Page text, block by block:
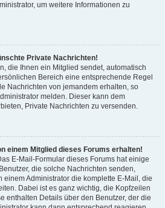
um weitere Informationen zu
Private Nachrichten!
die Ihnen ein Mitglied sendet, automatisch
Bereich eine entsprechende Regel
Nachrichten von jemandem erhalten, so
melden. Dieser kann dem
Private Nachrichten zu versenden.
einem Mitglied dieses Forums erhalten!
E-Mail-Formular dieses Forums hat einige
die solche Nachrichten senden,
Administrator die komplette E-Mail, die
Dabei ist es ganz wichtig, die Kopfzeilen
enthalten Details über den Benutzer, der die